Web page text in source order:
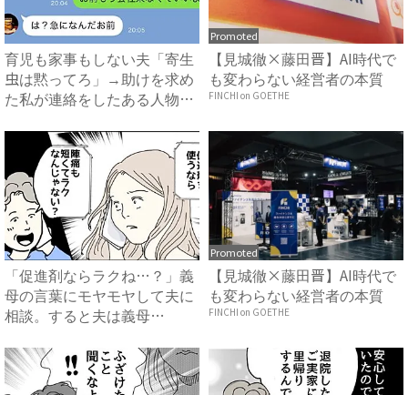
育児も家事もしない夫「寄生
虫は黙ってろ」→助けを求め
た私が連絡をしたある人物と
Promoted
【見城徹×藤田晋】AI時代で
も変わらない経営者の本質
FINCHI on GOETHE
「促進剤ならラクね…？」義
母の言葉にモヤモヤして夫に
相談。すると夫は義母
Promoted
【見城徹×藤田晋】AI時代で
も変わらない経営者の本質
FINCHI on GOETHE